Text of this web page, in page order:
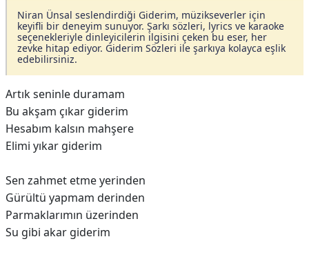
Niran Ünsal seslendirdiği Giderim, müzikseverler için
keyifli bir deneyim sunuyor. Şarkı sözleri, lyrics ve karaoke
seçenekleriyle dinleyicilerin ilgisini çeken bu eser, her
zevke hitap ediyor. Giderim Sözleri ile şarkıya kolayca eşlik
edebilirsiniz.
Artık seninle duramam
Bu akşam çıkar giderim
Hesabım kalsın mahşere
Elimi yıkar giderim
Sen zahmet etme yerinden
Gürültü yapmam derinden
Parmaklarımın üzerinden
Su gibi akar giderim